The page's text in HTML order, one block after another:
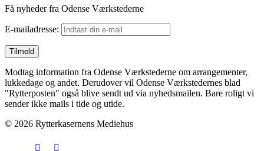
Få nyheder fra Odense Værkstederne
E-mailadresse:
Modtag information fra Odense Værkstederne om arrangementer,
lukkedage og andet. Derudover vil Odense Værkstedernes blad
"Rytterposten" også blive sendt ud via nyhedsmailen. Bare roligt vi
sender ikke mails i tide og utide.
© 2026 Rytterkasernens Mediehus